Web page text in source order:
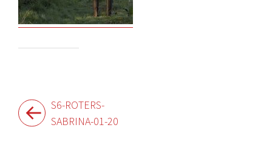
Beitragsnavigation
S6-ROTERS-
SABRINA-01-20